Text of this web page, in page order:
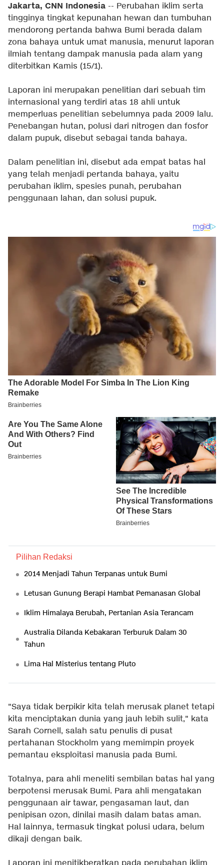
Jakarta, CNN Indonesia -- Perubahan iklim serta
tingginya tingkat kepunahan hewan dan tumbuhan
mendorong pertanda bahwa Bumi berada dalam
zona bahaya untuk umat manusia, menurut laporan
ilmiah tentang dampak manusia pada alam yang
diterbitkan Kamis (15/1).
Laporan ini merupakan penelitian dari sebuah tim
internasional yang terdiri atas 18 ahli untuk
memperluas penelitian sebelumnya pada 2009 lalu.
Penebangan hutan, polusi dari nitrogen dan fosfor
dalam pupuk, disebut sebagai tanda bahaya.
Dalam penelitian ini, disebut ada empat batas hal
yang telah menjadi pertanda bahaya, yaitu
perubahan iklim, spesies punah, perubahan
penggunaan lahan, dan solusi pupuk.
Pilihan Redaksi
2014 Menjadi Tahun Terpanas untuk Bumi
Letusan Gunung Berapi Hambat Pemanasan Global
Iklim Himalaya Berubah, Pertanian Asia Terancam
Australia Dilanda Kebakaran Terburuk Dalam 30
Tahun
Lima Hal Misterius tentang Pluto
"Saya tidak berpikir kita telah merusak planet tetapi
kita menciptakan dunia yang jauh lebih sulit," kata
Sarah Cornell, salah satu penulis di pusat
pertahanan Stockholm yang memimpin proyek
pemantau eksploitasi manusia pada Bumi.
Totalnya, para ahli meneliti sembilan batas hal yang
berpotensi merusak Bumi. Para ahli mengatakan
penggunaan air tawar, pengasaman laut, dan
penipisan ozon, dinilai masih dalam batas aman.
Hal lainnya, termasuk tingkat polusi udara, belum
dikaji dengan baik.